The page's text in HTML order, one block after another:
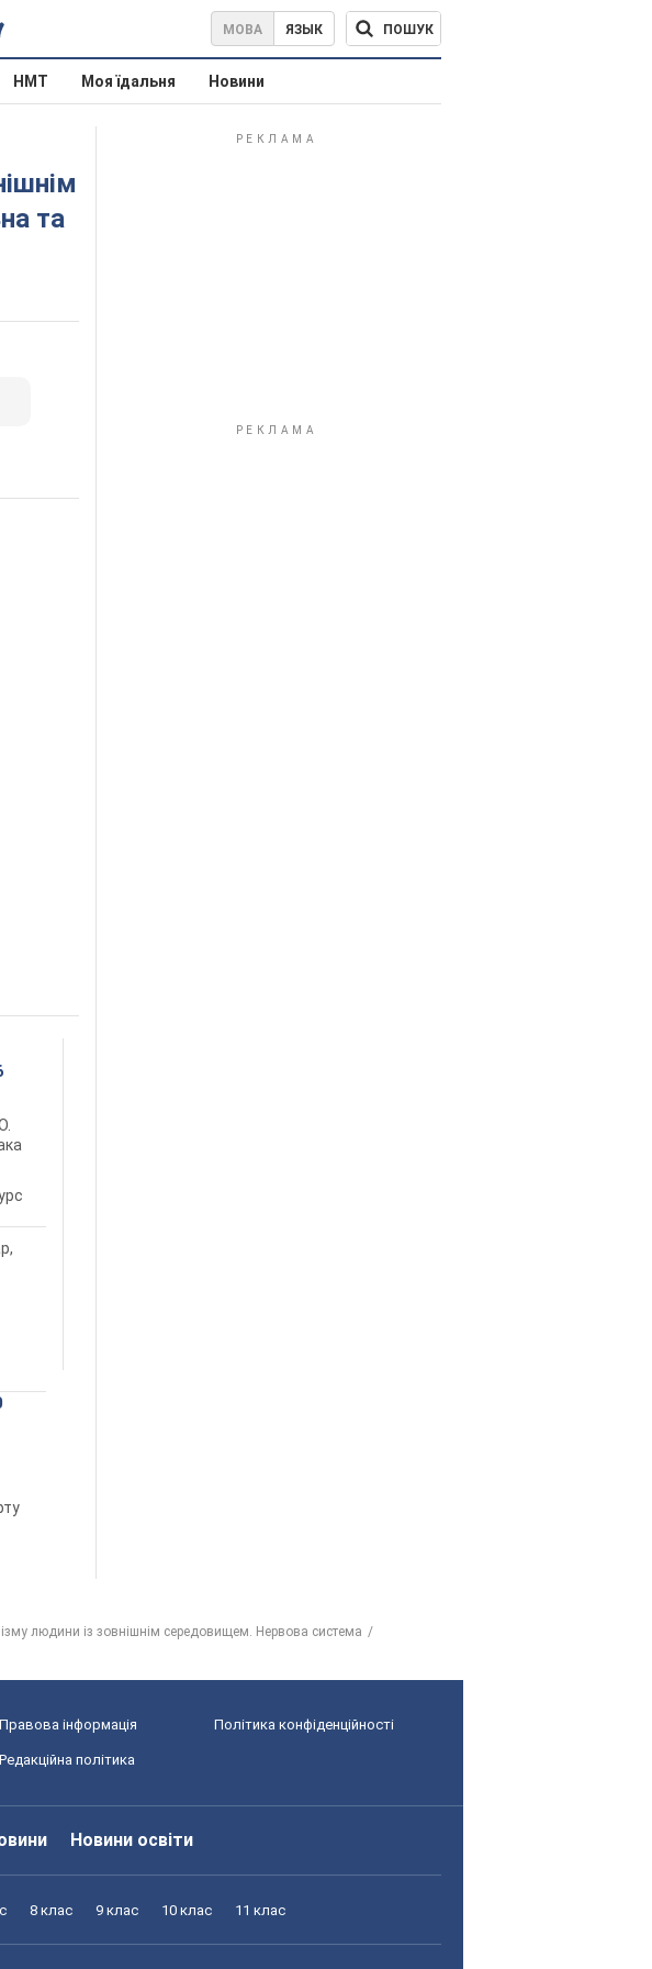
МОВА ЯЗЫК ПОШУК
НМТ Моя їдальня Новини
та
людини із зовнішнім середовищем. Нервова система
Правова інформація Політика конфіденційності
Редакційна політика
Новини освіти
8 клас 9 клас 10 клас 11 клас